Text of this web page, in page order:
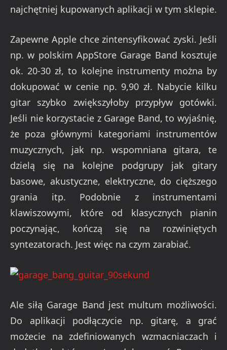
najchętniej kupowanych aplikacji w tym sklepie.
Zapewne Apple chce zintensyfikować zyski. Jeśli
np. w polskim AppStore Garage Band kosztuje
ok. 20-30 zł, to kolejne instrumenty można by
dokupować w cenie np. 9,90 zł. Nabycie kilku
gitar szybko zwiększyłoby przypływ gotówki.
Jeśli nie korzystacie z Garage Band, to wyjaśnię,
że poza głównymi kategoriami instrumentów
muzycznych, jak np. wspomniana gitara, te
dzielą się na kolejne podgrupy jak gitary
basowe, akustyczne, elektryczne, do cięższego
grania itp. Podobnie z instrumentami
klawiszowymi, które od klasycznych pianin
poczynając, kończą się na rozwiniętych
syntezatorach. Jest więc na czym zarabiać.
Ale siłą Garage Band jest multum możliwości.
Do aplikacji podłączycie np. gitarę, a grać
możecie na zdefiniowanych wzmacniaczach i